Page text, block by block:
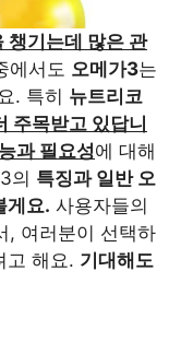
챙기는데 많은 관
에서도 오메가3는
. 특히 뉴트리코
주목받고 있답니
과 필요성에 대해
의 특징과 일반 오
게요. 사용자들의
, 여러분이 선택하
고 해요. 기대해도